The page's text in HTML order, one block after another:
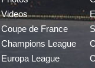
Videos
Coupe de France
Champions League
Europa League